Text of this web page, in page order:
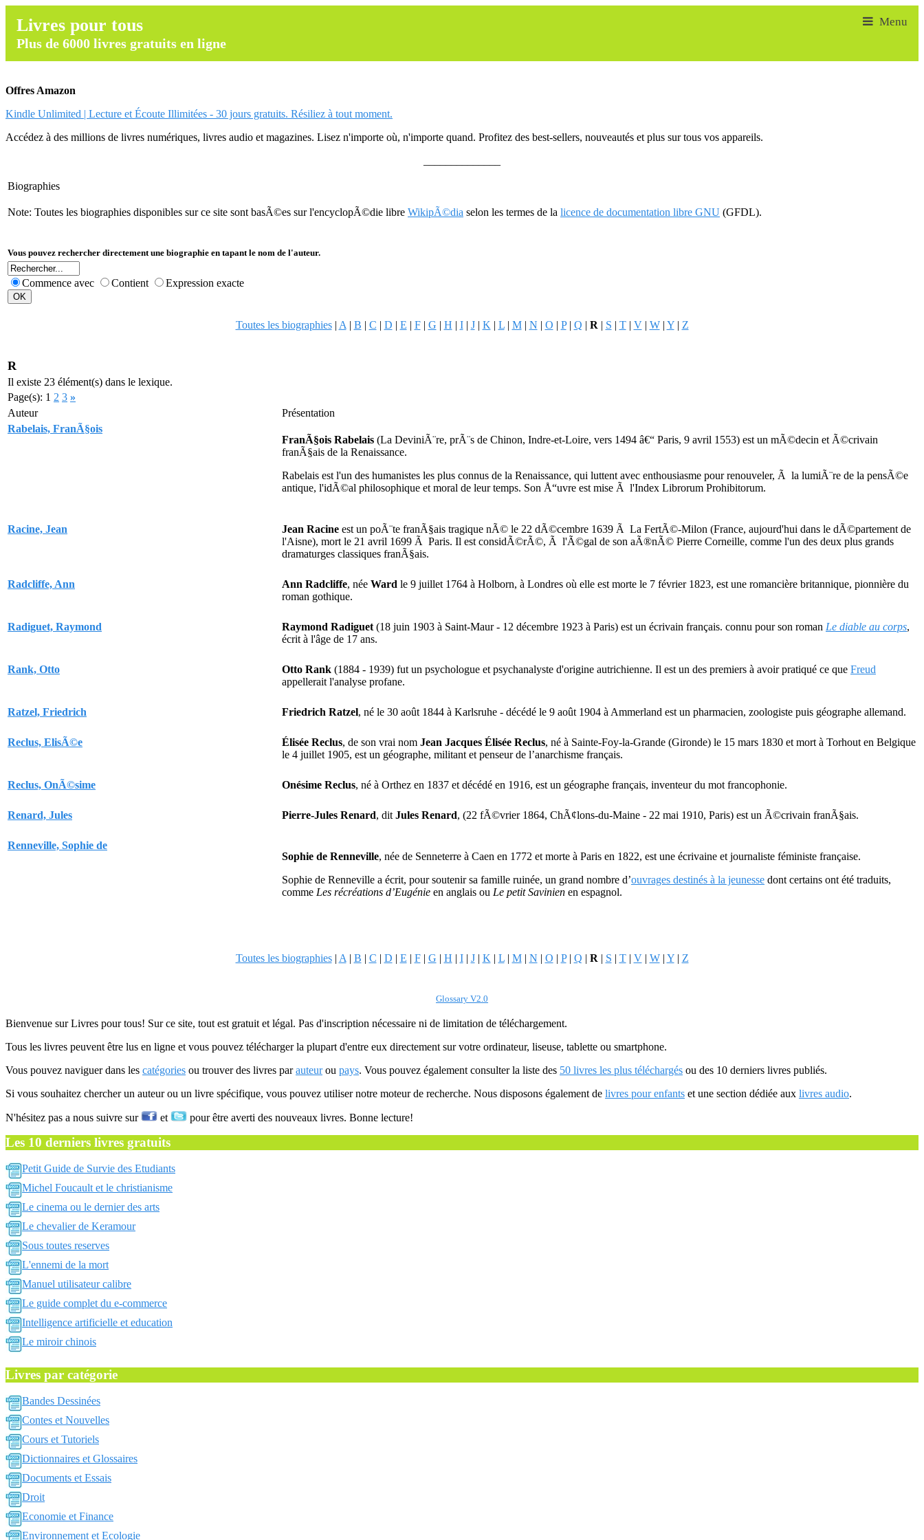
Livres pour tous
Plus de 6000 livres gratuits en ligne
Offres Amazon
Kindle Unlimited | Lecture et Écoute Illimitées - 30 jours gratuits. Résiliez à tout moment.
Accédez à des millions de livres numériques, livres audio et magazines. Lisez n'importe où, n'importe quand. Profitez des best-sellers, nouveautés et plus sur tous vos appareils.
Biographies
Note: Toutes les biographies disponibles sur ce site sont basÃ©es sur l'encyclopÃ©die libre WikipÃ©dia selon les termes de la licence de documentation libre GNU (GFDL).
Vous pouvez rechercher directement une biographie en tapant le nom de l'auteur.
Commence avec Contient Expression exacte
Toutes les biographies| A | B | C | D | E | F| G | H | I| J| K | L| M| N | O | P| Q | R | S | T| V| W| Y| Z
R
Il existe 23 élément(s) dans le lexique.
Page(s): 1 2 3 »
Auteur
Présentation
Rabelais, FranÃ§ois
FranÃ§ois Rabelais (La DeviniÃ¨re, prÃ¨s de Chinon, Indre-et-Loire, vers 1494 â€“ Paris, 9 avril 1553) est un mÃ©decin et Ã©crivain
franÃ§ais de la Renaissance.
Rabelais est l'un des humanistes les plus connus de la Renaissance, qui luttent avec enthousiasme pour renouveler, Ã la lumiÃ¨re de la pensÃ©e
antique, l'idÃ©al philosophique et moral de leur temps. Son Å“uvre est mise Ã l'Index Librorum Prohibitorum.
Racine, Jean Jean Racine est un poÃ¨te franÃ§ais tragique nÃ© le 22 dÃ©cembre 1639 Ã La FertÃ©-Milon (France, aujourd'hui dans le dÃ©partement de
l'Aisne), mort le 21 avril 1699 Ã Paris. Il est considÃ©rÃ©, Ã l'Ã©gal de son aÃ®nÃ© Pierre Corneille, comme l'un des deux plus grands
dramaturges classiques franÃ§ais.
Radcliffe, Ann Ann Radcliffe, née Ward le 9 juillet 1764 à Holborn, à Londres où elle est morte le 7 février 1823, est une romancière britannique, pionnière du
roman gothique.
Radiguet, Raymond Raymond Radiguet (18 juin 1903 à Saint-Maur - 12 décembre 1923 à Paris) est un écrivain français. connu pour son roman Le diable au corps,
écrit à l'âge de 17 ans.
Rank, Otto Otto Rank (1884 - 1939) fut un psychologue et psychanalyste d'origine autrichienne. Il est un des premiers à avoir pratiqué ce que Freud
appellerait l'analyse profane.
Ratzel, Friedrich Friedrich Ratzel, né le 30 août 1844 à Karlsruhe - décédé le 9 août 1904 à Ammerland est un pharmacien, zoologiste puis géographe allemand.
Reclus, ElisÃ©e Élisée Reclus, de son vrai nom Jean Jacques Élisée Reclus, né à Sainte-Foy-la-Grande (Gironde) le 15 mars 1830 et mort à Torhout en Belgique
le 4 juillet 1905, est un géographe, militant et penseur de l’anarchisme français.
Reclus, OnÃ©sime Onésime Reclus, né à Orthez en 1837 et décédé en 1916, est un géographe français, inventeur du mot francophonie.
Renard, Jules Pierre-Jules Renard, dit Jules Renard, (22 fÃ©vrier 1864, ChÃ¢lons-du-Maine - 22 mai 1910, Paris) est un Ã©crivain franÃ§ais.
Renneville, Sophie de
Sophie de Renneville, née de Senneterre à Caen en 1772 et morte à Paris en 1822, est une écrivaine et journaliste féministe française.
Sophie de Renneville a écrit, pour soutenir sa famille ruinée, un grand nombre d’ouvrages destinés à la jeunesse dont certains ont été traduits,
comme Les récréations d’Eugénie en anglais ou Le petit Savinien en espagnol.
Toutes les biographies| A | B | C | D | E | F| G | H | I| J| K | L| M| N | O | P| Q | R | S | T| V| W| Y| Z
Glossary V2.0
Bienvenue sur Livres pour tous! Sur ce site, tout est gratuit et légal. Pas d'inscription nécessaire ni de limitation de téléchargement.
Tous les livres peuvent être lus en ligne et vous pouvez télécharger la plupart d'entre eux directement sur votre ordinateur, liseuse, tablette ou smartphone.
Vous pouvez naviguer dans les catégories ou trouver des livres parauteurou pays. Vous pouvez également consulter la liste des 50 livres les plus téléchargés ou des 10 derniers livres publiés.
Si vous souhaitez chercher un auteur ou un livre spécifique, vous pouvez utiliser notre moteur de recherche. Nous disposons également de livres pour enfants et une section dédiée aux livres audio.
N'hésitez pas a nous suivre sur et pour être averti des nouveaux livres. Bonne lecture!
Les 10 derniers livres gratuits
Petit Guide de Survie des Etudiants
Michel Foucault et le christianisme
Le cinema ou le dernier des arts
Le chevalier de Keramour
Sous toutes reserves
L'ennemi de la mort
Manuel utilisateur calibre
Le guide complet du e-commerce
Intelligence artificielle et education
Le miroir chinois
Livres par catégorie
Bandes Dessinées
Contes et Nouvelles
Cours et Tutoriels
Dictionnaires et Glossaires
Documents et Essais
Droit
Economie et Finance
Environnement et Ecologie